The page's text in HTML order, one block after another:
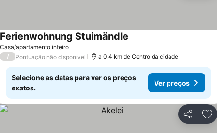
Casa/apartamento inteiro
Ferienwohnung Stuimändle
/ Pontuação não disponível a 0.4 km de Centro da cidade
Selecione as datas para ver os preços
exatos.
Ver preços
Partilhar